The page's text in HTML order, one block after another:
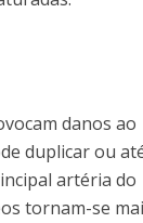
danos ao
duplicar ou
artéria do
tornam-se